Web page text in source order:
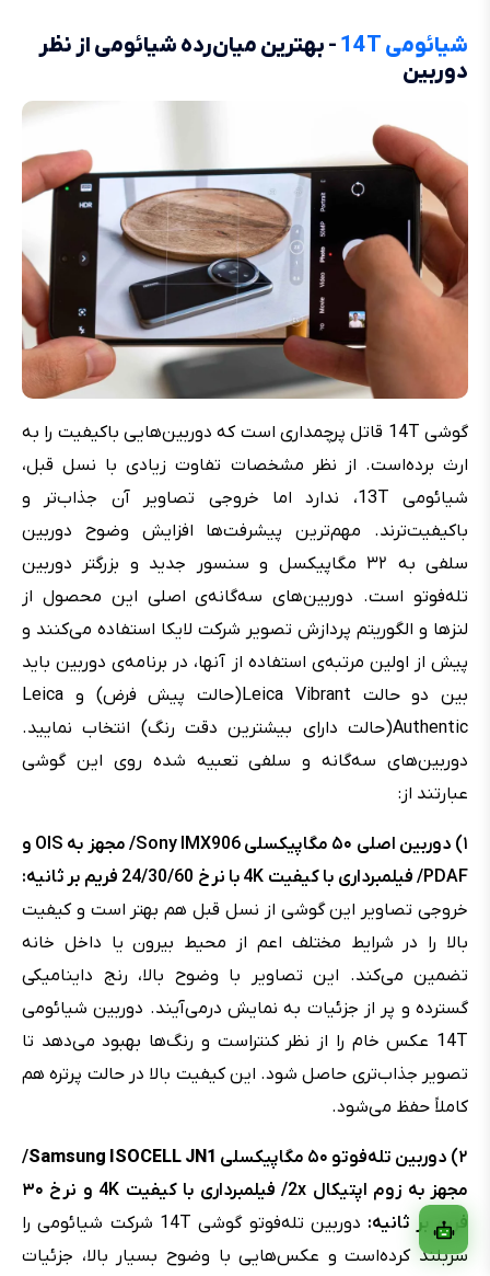
شیائومی 14T
- بهترین میان‌رده شیائومی از نظر
دوربین
گوشی 14T قاتل پرچمداری است که دوربین‌هایی باکیفیت را به
ارث برده‌است. از نظر مشخصات تفاوت زیادی با نسل قبل،
شیائومی 13T، ندارد اما خروجی تصاویر آن جذاب‌تر و
باکیفیت‌ترند. مهم‌ترین پیشرفت‌ها افزایش وضوح دوربین
سلفی به ۳۲ مگاپیکسل و سنسور جدید و بزرگتر دوربین
تله‌فوتو است. دوربین‌های سه‌گانه‌ی اصلی این محصول از
لنزها و الگوریتم پردازش تصویر شرکت لایکا استفاده می‌کنند و
پیش از اولین مرتبه‌‌ی استفاده از آنها، در برنامه‌ی دوربین باید
بین دو حالت Leica Vibrant(حالت پیش فرض) و Leica
Authentic(حالت دارای بیشترین دقت رنگ) انتخاب نمایید.
دوربین‌های سه‌گانه‌ و سلفی تعبیه شده روی این گوشی
عبارتند از:
۱) دوربین اصلی ۵۰ مگاپیکسلی Sony IMX906 /
مجهز به OIS و
PDAF/ فیلمبرداری با کیفیت 4K با نرخ 24/30/60 فریم بر ثانیه:
خروجی تصاویر این گوشی از نسل قبل هم بهتر است و کیفیت
بالا را در شرایط مختلف اعم از محیط بیرون یا داخل خانه
تضمین می‌کند. این تصاویر با وضوح بالا، رنج داینامیکی
گسترده و پر از جزئیات به نمایش درمی‌آیند. دوربین شیائومی
14T عکس خام را از نظر کنتراست و رنگ‌ها بهبود می‌دهد تا
تصویر جذاب‌تری حاصل شود. این کیفیت بالا در حالت پرتره هم
کاملاً حفظ می‌شود.
۲) دوربین تله‌فوتو ۵۰ مگاپیکسلی Samsung ISOCELL JN1
/
مجهز به زوم اپتیکال 2x/ فیلمبرداری با کیفیت 4K و نرخ ۳۰
فریم بر ثانیه:
دوربین تله‌فوتو گوشی 14T شرکت شیائومی را
سربلند کرده‌است و عکس‌هایی با وضوح بسیار بالا، جزئیات